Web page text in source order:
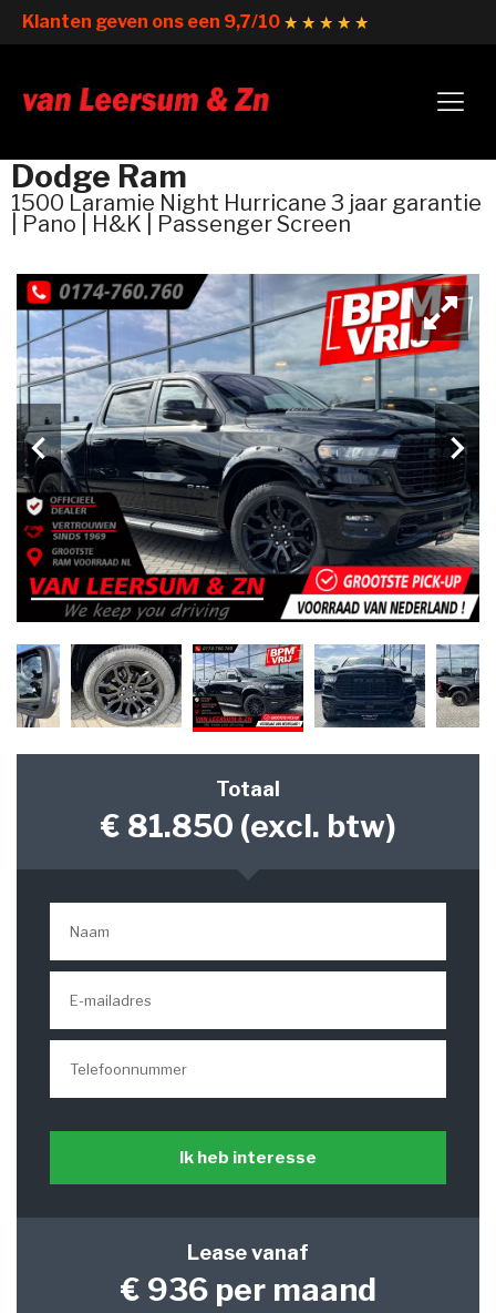
Klanten geven ons een 9,7/10
Dodge Ram
1500 Laramie Night Hurricane 3 jaar garantie
| Pano | H&K | Passenger Screen
Totaal
€ 81.850 (excl. btw)
Ik heb interesse
Lease vanaf
€ 936 per maand